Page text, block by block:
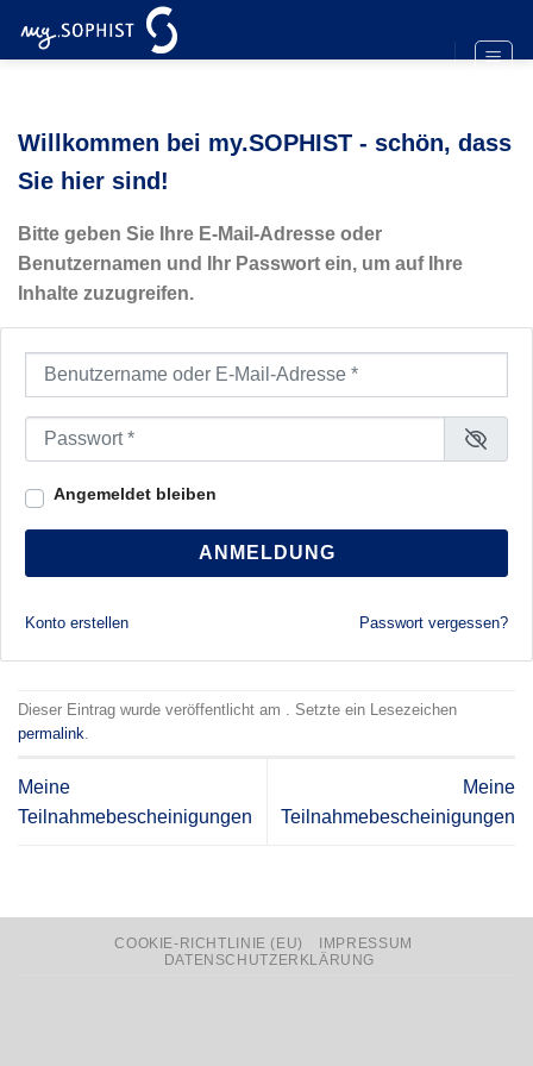
Inhalt
Willkommen bei my.SOPHIST - schön, dass
Sie hier sind!
Bitte geben Sie Ihre E-Mail-Adresse oder
Benutzernamen und Ihr Passwort ein, um auf Ihre
Inhalte zuzugreifen.
Benutzername oder E-Mail-Adresse
Passwort
Angemeldet bleiben
ANMELDUNG
Konto erstellen Passwort vergessen?
Dieser Eintrag wurde veröffentlicht am . Setzte ein Lesezeichen
permalink.
Meine
Teilnahmebescheinigungen
Meine
Teilnahmebescheinigungen
COOKIE-RICHTLINIE (EU)
IMPRESSUM
DATENSCHUTZERKLÄRUNG